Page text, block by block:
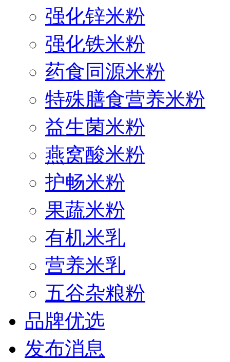
强化锌米粉
强化铁米粉
药食同源米粉
特殊膳食营养米粉
益生菌米粉
燕窝酸米粉
护畅米粉
果蔬米粉
有机米乳
营养米乳
五谷杂粮粉
品牌优选
发布消息